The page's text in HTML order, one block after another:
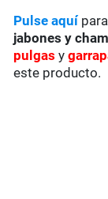
Pulse aquí
jabones y
pulgas y
este producto.